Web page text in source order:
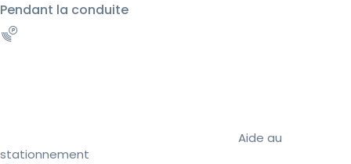
Pendant la conduite
Aide au
stationnement